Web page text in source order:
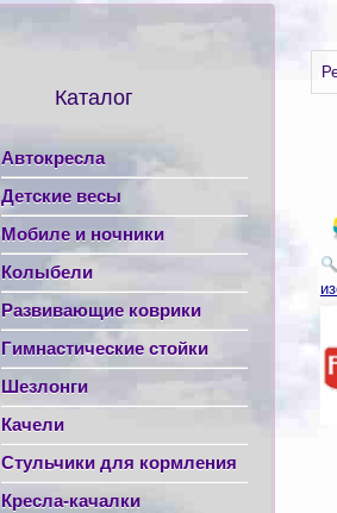
Каталог
Автокресла
Детские весы
Мобиле и ночники
Колыбели
Развивающие коврики
Гимнастические стойки
Шезлонги
Качели
Стульчики для кормления
Кресла-качалки